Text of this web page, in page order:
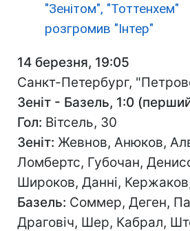
"Зенітом", "Тоттенхем"
розгромив "Інтер"
14 березня, 19:05
Санкт-Петербург,
Зеніт - Базель, 1:0
Гол: Вітсель, 30
Зеніт: Жевнов, Анюков,
Ломбертс, Губочан,
Широков, Данні,
Базель: Соммер, Деген,
Драговіч, Шер, Кабрал,